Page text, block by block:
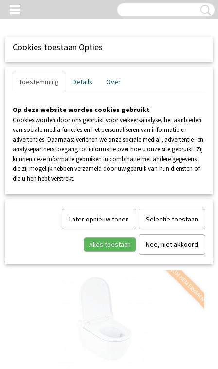
Inloggen Registreren
UW WINKELWAGEN
Sorteer op:
KOM HEM ERVAREN !!
Cookies toestaan Opties
Toestemming Details Over
Op deze website worden cookies gebruikt
Cookies worden door ons gebruikt voor verkeersanalyse, het aanbieden
van sociale media-functies en het personaliseren van informatie en
advertenties. Daarnaast verlenen we onze sociale media-, advertentie- en
analysepartners toegang tot informatie over hoe u onze site gebruikt. Zij
kunnen deze informatie gebruiken in combinatie met andere gegevens
die zij mogelijk hebben verzameld door uw gebruik van hun diensten of
die u hen hebt verstrekt.
Later opnieuw tonen Selectie toestaan
Alles toestaan Nee, niet akkoord